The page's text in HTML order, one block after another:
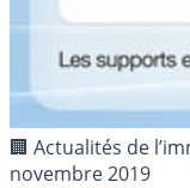
🏢 Actualités de
novembre 2019